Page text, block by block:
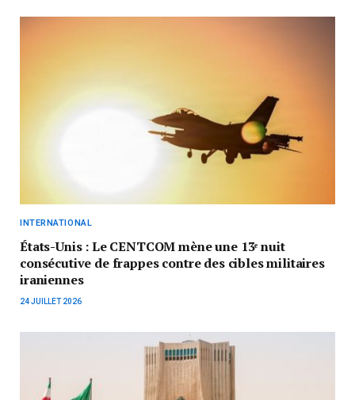
INTERNATIONAL
États-Unis : Le CENTCOM mène une 13ᵉ nuit
consécutive de frappes contre des cibles militaires
iraniennes
24 JUILLET 2026